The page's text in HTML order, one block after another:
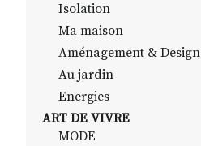
Isolation
Ma maison
Aménagement & Design
Au jardin
Energies
ART DE VIVRE
MODE